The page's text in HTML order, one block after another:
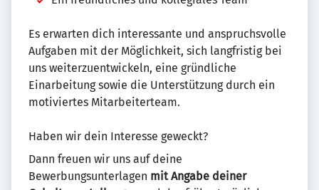
Es erwarten dich interessante und anspruchsvolle
Aufgaben mit der Möglichkeit, sich langfristig bei
uns weiterzuentwickeln, eine gründliche
Einarbeitung sowie die Unterstützung durch ein
motiviertes Mitarbeiterteam.
Haben wir dein Interesse geweckt?
Dann freuen wir uns auf deine
Bewerbungsunterlagen mit Angabe deiner